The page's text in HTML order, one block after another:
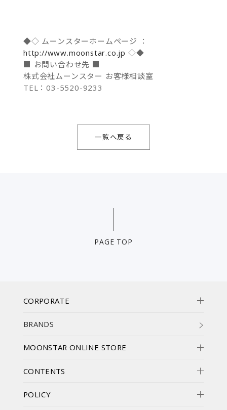
◆◇ ムーンスターホームページ ：
http://www.moonstar.co.jp ◇◆
■ お問い合わせ先 ■
株式会社ムーンスター お客様相談室
TEL：03-5520-9233
一覧へ戻る
PAGE TOP
CORPORATE
BRANDS
MOONSTAR ONLINE STORE
CONTENTS
POLICY